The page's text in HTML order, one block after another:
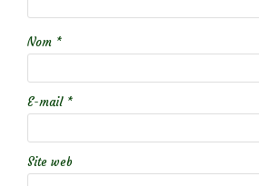
Nom *
E-mail *
Site web